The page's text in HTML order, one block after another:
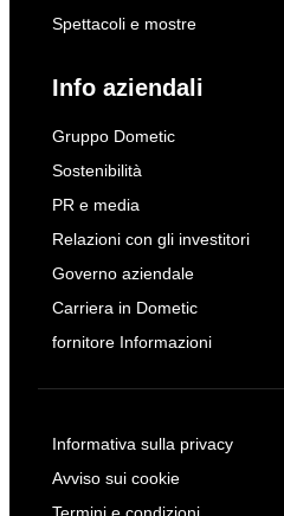
Spettacoli e mostre
Info aziendali
Gruppo Dometic
Sostenibilità
PR e media
Relazioni con gli investitori
Governo aziendale
Carriera in Dometic
fornitore Informazioni
Informativa sulla privacy
Avviso sui cookie